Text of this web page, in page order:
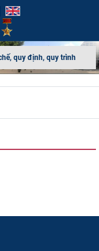
quy định, quy trình